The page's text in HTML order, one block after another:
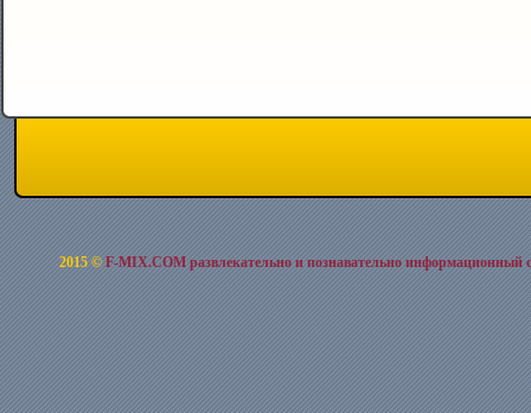
2015 ©F-MIX.COM развлекательно и познавательно информационный